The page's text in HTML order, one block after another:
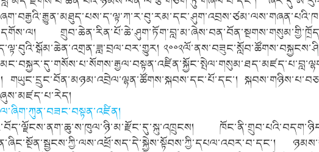
གཡུང་དྲུང་བོན་མཉམ་འབྲེལ་ལྷན་ཚོགས་སྐབས་དང་པོ་དང་།